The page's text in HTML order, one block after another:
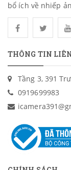
bổ ích về nhiếp
THÔNG TIN
Tầng 3, 391
0919699983